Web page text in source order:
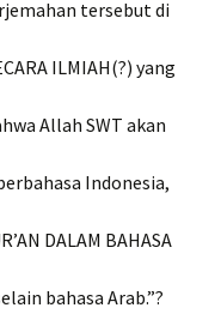
tersebut di
ILMIAH(?) yang
Allah SWT akan
Indonesia,
DALAM BAHASA
bahasa Arab.”?